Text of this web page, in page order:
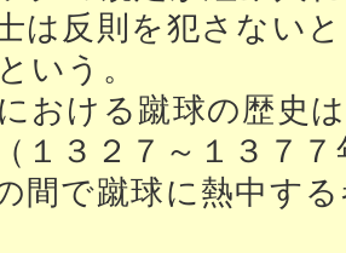
は反則を犯さない
いう。
おける蹴球の歴史
１３２７～１３７
間で蹴球に熱中す